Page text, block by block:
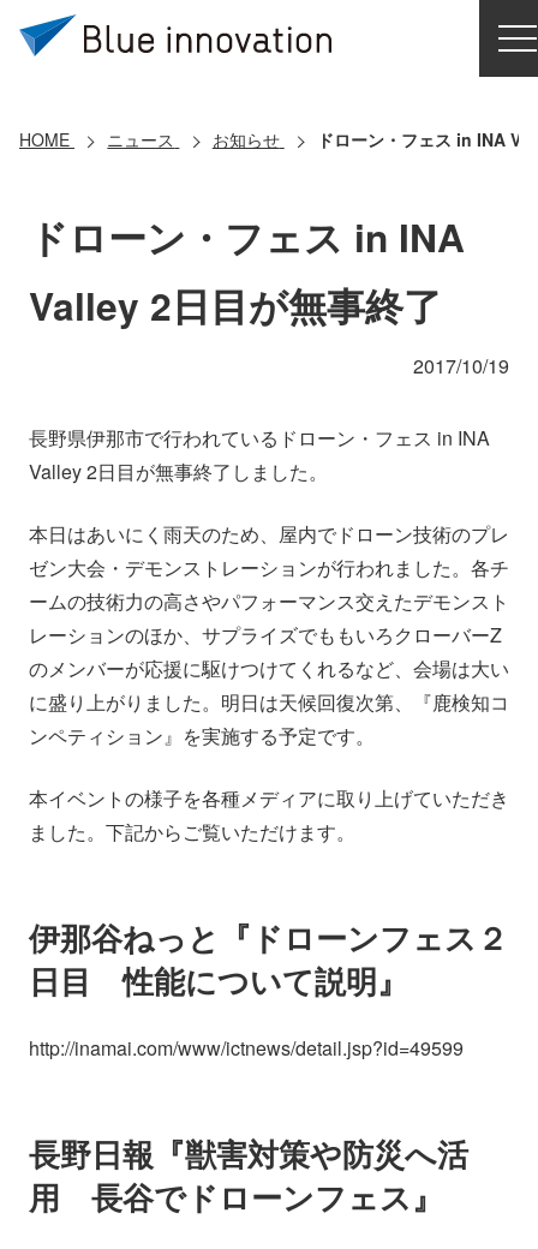
導入事例
コアテクノロジー
お問い合わせ
会社情報 ニュース
採用情報 資料ダウンロード
IR情報 English
HOME ニュース お知らせ ドローン・フェス in INA
ドローン・フェス in INA
Valley 2日目が無事終了
2017/10/19
長野県伊那市で行われているドローン・フェス in INA
Valley 2日目が無事終了しました。
本日はあいにく雨天のため、屋内でドローン技術のプレ
ゼン大会・デモンストレーションが行われました。各チ
ームの技術力の高さやパフォーマンス交えたデモンスト
レーションのほか、サプライズでももいろクローバーZ
のメンバーが応援に駆けつけてくれるなど、会場は大い
に盛り上がりました。明日は天候回復次第、『鹿検知コ
ンペティション』を実施する予定です。
本イベントの様子を各種メディアに取り上げていただき
ました。下記からご覧いただけます。
伊那谷ねっと『ドローンフェス２
日目 性能について説明』
http://inamai.com/www/ictnews/detail.jsp?id=49599
長野日報『獣害対策や防災へ活
用 長谷でドローンフェス』